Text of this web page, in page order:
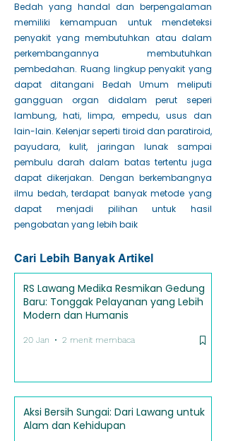
Bedah yang handal dan berpengalaman
memiliki kemampuan untuk mendeteksi
penyakit yang membutuhkan atau dalam
perkembangannya membutuhkan
pembedahan. Ruang lingkup penyakit yang
dapat ditangani Bedah Umum meliputi
gangguan organ didalam perut seperi
lambung, hati, limpa, empedu, usus dan
lain-lain. Kelenjar seperti tiroid dan paratiroid,
payudara, kulit, jaringan lunak sampai
pembulu darah dalam batas tertentu juga
dapat dikerjakan. Dengan berkembangnya
ilmu bedah, terdapat banyak metode yang
dapat menjadi pilihan untuk hasil
pengobatan yang lebih baik
Cari Lebih Banyak Artikel
RS Lawang Medika Resmikan Gedung
Baru: Tonggak Pelayanan yang Lebih
Modern dan Humanis
20 Jan 2 menit membaca
Aksi Bersih Sungai: Dari Lawang untuk
Alam dan Kehidupan